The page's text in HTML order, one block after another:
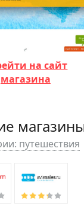
на сайт
магазина
путешествия